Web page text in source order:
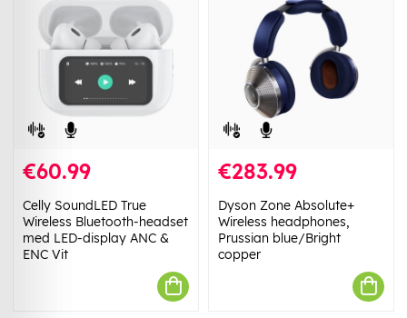
€60.99
Celly SoundLED True
Wireless Bluetooth-headset
med LED-display ANC &
ENC Vit
€283.99
Dyson Zone Absolute+
Wireless headphones,
Prussian blue/Bright
copper